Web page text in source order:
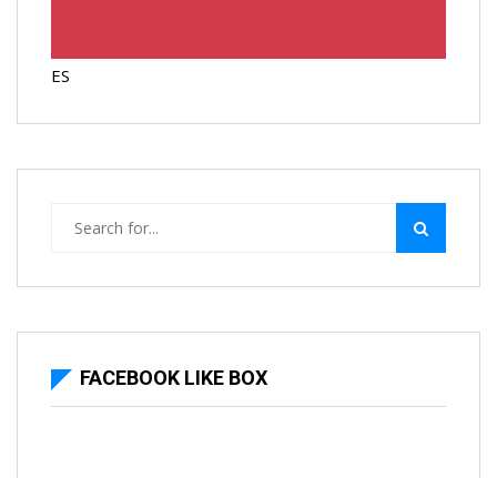
ES
FACEBOOK LIKE BOX